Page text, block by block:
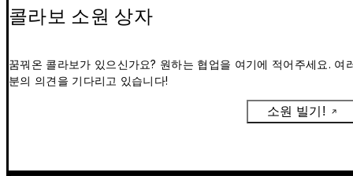
콜라보 소원 상자
꿈꿔온 콜라보가 있으신가요? 원하는 협업을 여기에 적어주세요. 여
분의 의견을 기다리고 있습니다!
소원 빌기!